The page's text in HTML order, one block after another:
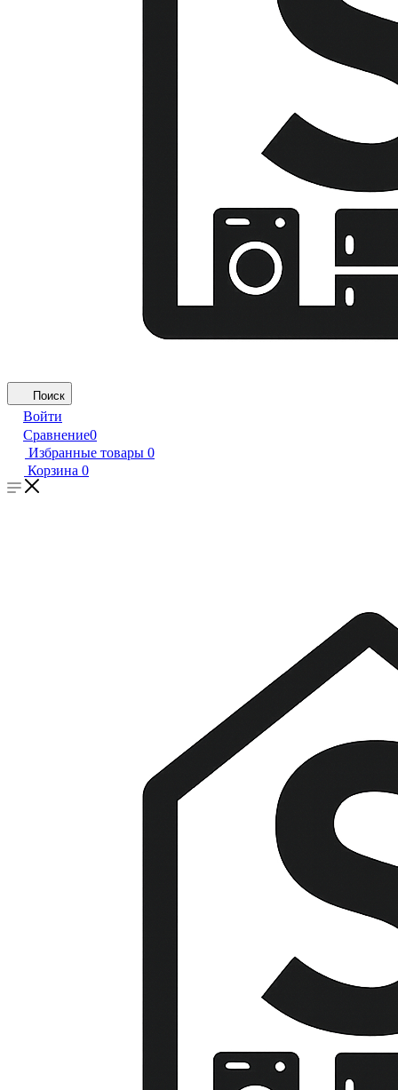
Поиск
Войти
Сравнение0
Избранные товары 0
Корзина 0